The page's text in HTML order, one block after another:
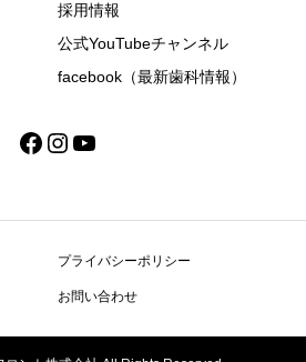
採用情報
公式YouTubeチャンネル
facebook（最新歯科情報）
Facebook
Instagram
YouTube
プライバシーポリシー
お問い合わせ